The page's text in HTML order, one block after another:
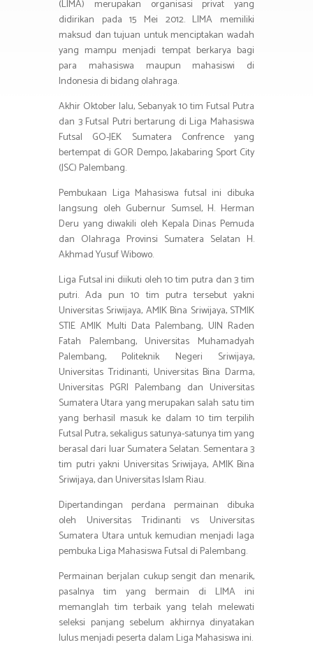
p
(LIMA) merupakan organisasi privat yang
didirikan pada 15 Mei 2012. LIMA memiliki
maksud dan tujuan untuk menciptakan wadah
yang mampu menjadi tempat berkarya bagi
para mahasiswa maupun mahasiswi di
Indonesia di bidang olahraga.
Akhir Oktober lalu, Sebanyak 10 tim Futsal Putra
dan 3 Futsal Putri bertarung di Liga Mahasiswa
Futsal GO-JEK Sumatera Confrence yang
bertempat di GOR Dempo, Jakabaring Sport City
(JSC) Palembang.
Pembukaan Liga Mahasiswa futsal ini dibuka
langsung oleh Gubernur Sumsel, H. Herman
Deru yang diwakili oleh Kepala Dinas Pemuda
dan Olahraga Provinsi Sumatera Selatan H.
Akhmad Yusuf Wibowo.
Liga Futsal ini diikuti oleh 10 tim putra dan 3 tim
putri. Ada pun 10 tim putra tersebut yakni
Universitas Sriwijaya, AMIK Bina Sriwijaya, STMIK
STIE AMIK Multi Data Palembang, UIN Raden
Fatah Palembang, Universitas Muhamadyah
Palembang, Politeknik Negeri Sriwijaya,
Universitas Tridinanti, Universitas Bina Darma,
Universitas PGRI Palembang dan Universitas
Sumatera Utara yang merupakan salah satu tim
yang berhasil masuk ke dalam 10 tim terpilih
Futsal Putra, sekaligus satunya-satunya tim yang
berasal dari luar Sumatera Selatan. Sementara 3
tim putri yakni Universitas Sriwijaya, AMIK Bina
Sriwijaya, dan Universitas Islam Riau.
Dipertandingan perdana permainan dibuka
oleh Universitas Tridinanti vs Universitas
Sumatera Utara untuk kemudian menjadi laga
pembuka Liga Mahasiswa Futsal di Palembang.
Permainan berjalan cukup sengit dan menarik,
pasalnya tim yang bermain di LIMA ini
memanglah tim terbaik yang telah melewati
seleksi panjang sebelum akhirnya dinyatakan
lulus menjadi peserta dalam Liga Mahasiswa ini.